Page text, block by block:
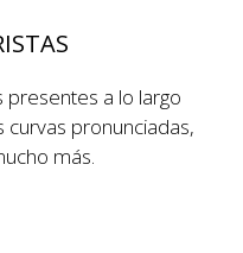
presentes a lo largo
pronunciadas,
más.